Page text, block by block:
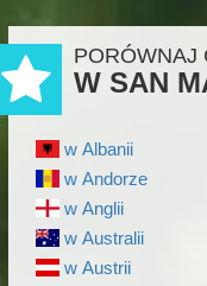
PORÓWNAJ
W SAN
w Albanii
w Andorze
w Anglii
w Australii
w Austrii